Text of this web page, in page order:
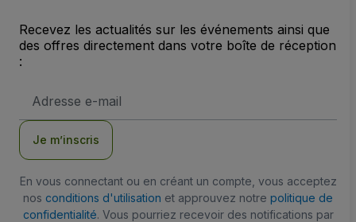
Recevez les actualités sur les événements ainsi que
des offres directement dans votre boîte de réception
:
e-
Je m’inscris
En vous connectant ou en créant un compte, vous acceptez
nos conditions d'utilisation et approuvez notre politique de
confidentialité. Vous pourriez recevoir des notifications par